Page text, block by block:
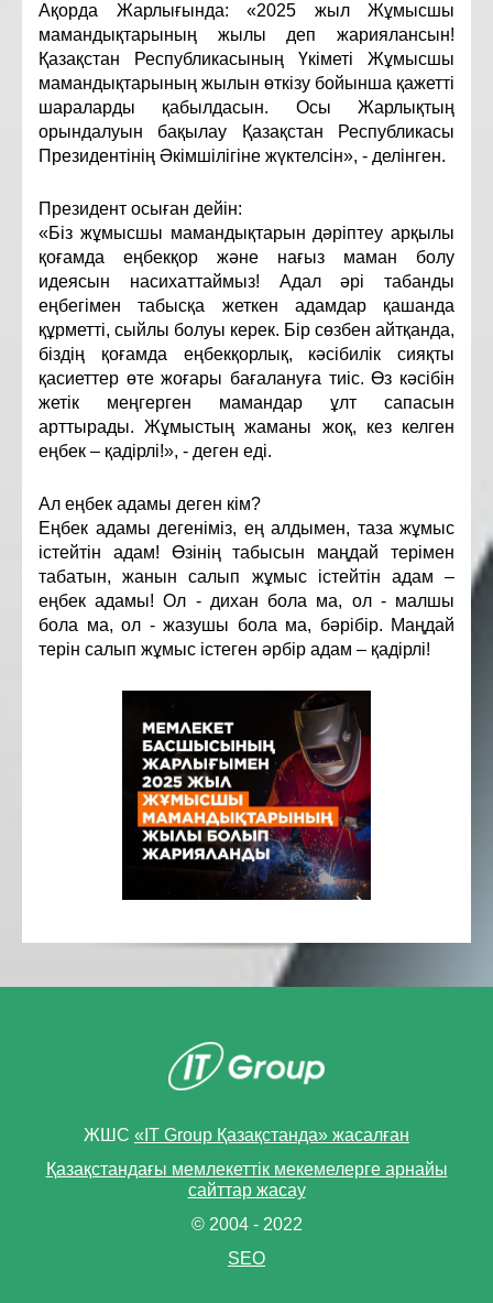
Ақорда Жарлығында: «2025 жыл Жұмысшы
мамандықтарының жылы деп жариялансын!
Қазақстан Республикасының Үкіметі Жұмысшы
мамандықтарының жылын өткізу бойынша қажетті
шараларды қабылдасын. Осы Жарлықтың
орындалуын бақылау Қазақстан Республикасы
Президентінің Әкімшілігіне жүктелсін», - делінген.
Президент осыған дейін:
«Біз жұмысшы мамандықтарын дәріптеу арқылы
қоғамда еңбекқор және нағыз маман болу
идеясын насихаттаймыз! Адал әрі табанды
еңбегімен табысқа жеткен адамдар қашанда
құрметті, сыйлы болуы керек. Бір сөзбен айтқанда,
біздің қоғамда еңбекқорлық, кәсібилік сияқты
қасиеттер өте жоғары бағалануға тиіс. Өз кәсібін
жетік меңгерген мамандар ұлт сапасын
арттырады. Жұмыстың жаманы жоқ, кез келген
еңбек – қадірлі!», - деген еді.
Ал еңбек адамы деген кім?
Еңбек адамы дегеніміз, ең алдымен, таза жұмыс
істейтін адам! Өзінің табысын маңдай терімен
табатын, жанын салып жұмыс істейтін адам –
еңбек адамы! Ол - дихан бола ма, ол - малшы
бола ма, ол - жазушы бола ма, бәрібір. Маңдай
терін салып жұмыс істеген әрбір адам – қадірлі!
ЖШС «IT Group Қазақстанда» жасалған
Қазақстандағы мемлекеттік мекемелерге арнайы
сайттар жасау
© 2004 - 2022
SEO